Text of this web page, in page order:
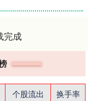
完成
个股流出
换手率